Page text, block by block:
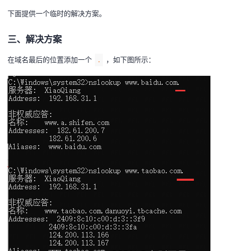
程
认
证
的
实
我
的
藏
支
持
声
建
议
下面提供一个临时的解决方案。
三、解决方案
在域名最后的位置添加一个 . ，如下图所示：